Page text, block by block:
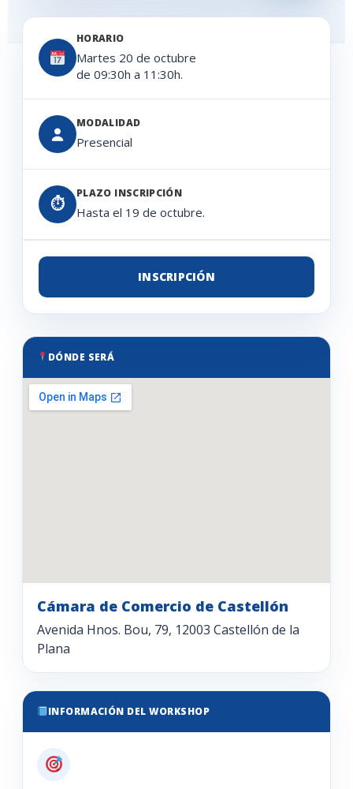
HORARIO
Martes 20 de octubre
de 09:30h a 11:30h.
MODALIDAD
Presencial
⏱
PLAZO INSCRIPCIÓN
Hasta el 19 de octubre.
INSCRIPCIÓN
DÓNDE SERÁ
Cámara de Comercio de Castellón
Avenida Hnos. Bou, 79, 12003 Castellón de la
Plana
INFORMACIÓN DEL WORKSHOP